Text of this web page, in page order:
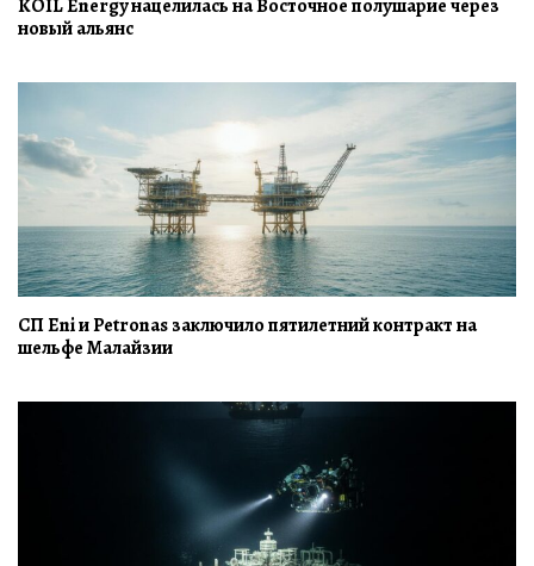
KOIL Energy нацелилась на Восточное полушарие через
новый альянс
СП Eni и Petronas заключило пятилетний контракт на
шельфе Малайзии